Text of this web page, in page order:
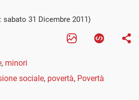
31 Dicembre 2011)
, minori
sociale, povertà, Povertà